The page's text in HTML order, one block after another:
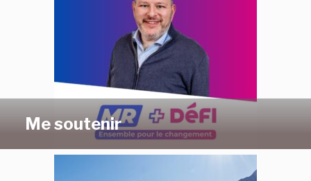
Me soutenir